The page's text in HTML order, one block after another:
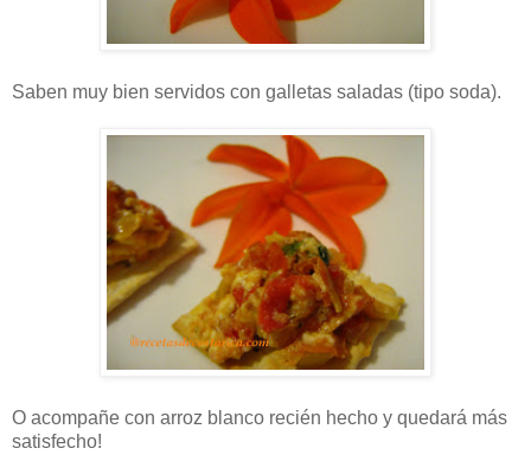
Saben muy bien servidos con galletas saladas (tipo soda).
O acompañe con arroz blanco recién hecho y quedará más
satisfecho!